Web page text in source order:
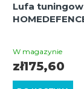
Lufa
T4E HDR50
Gen.2
W magazynie
zł175,60